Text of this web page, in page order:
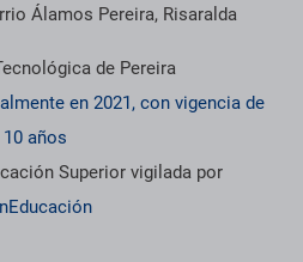
Álamos Pereira, Risaralda
de Pereira
en 2021, con vigencia de
10 años
Superior vigilada por